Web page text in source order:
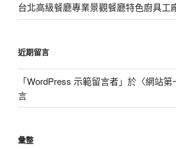
台北高級餐廳專業景觀餐廳特色廚具工
近期留言
「WordPress 示範留言者」於〈網站第
言
彙整